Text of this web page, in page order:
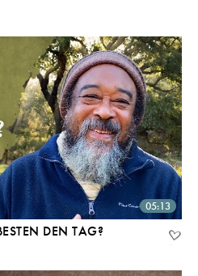
05:13
DEN TAG?